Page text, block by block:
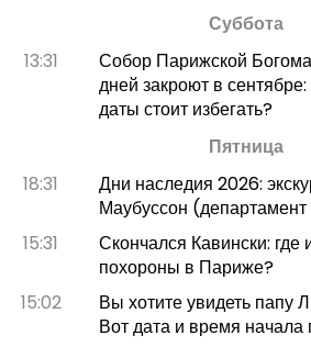
Суббота
13:31
Собор Парижской
дней закроют в
даты стоит избегать?
Пятница
18:31
Дни наследия 2026:
Маубуссон
15:31
Скончался Кавински: где
похороны в Париже?
15:02
Вы хотите увидеть папу
Вот дата и время начала